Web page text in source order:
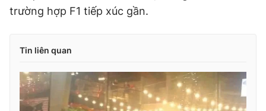
trường hợp F1 tiếp xúc gần.
Tin liên quan